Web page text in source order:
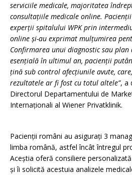
serviciile medicale, majoritatea
consultațiile medicale online.
experții spitalului WPK prin
online și-au exprimat mulțumirea
Confirmarea unui diagnostic sau
esențială în ultimul an, pacienții
țină sub control afecțiunile avute,
rezultatele ar fi fost cu totul altele”, a
Directorul Departamentului de
Internaționali al Wiener Privatklinik.
Pacienții români au asigurați 3
limba română, astfel încât întregul
Aceștia oferă consiliere
și îi solicită acestuia analizele